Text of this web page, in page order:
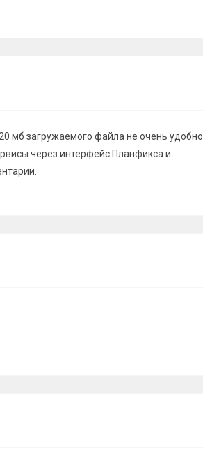
мб загружаемого файла не очень удобно.
через интерфейс Планфикса и